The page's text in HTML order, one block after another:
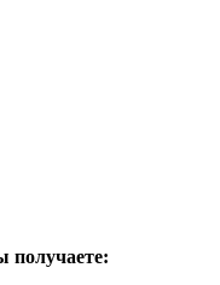
получаете: